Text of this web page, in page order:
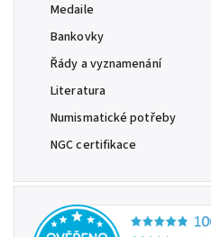
Medaile
Bankovky
Řády a vyznamenání
Literatura
Numismatické potřeby
NGC certifikace